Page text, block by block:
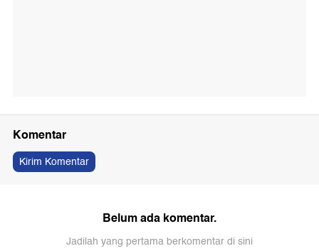
Komentar
Kirim Komentar
Belum ada komentar.
Jadilah yang pertama berkomentar di sini